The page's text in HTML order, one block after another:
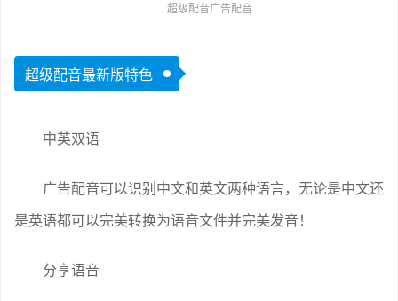
超级配音广告配音
超级配音最新版特色
中英双语
广告配音可以识别中文和英文两种语言，无论是中文还
是英语都可以完美转换为语音文件并完美发音！
分享语音